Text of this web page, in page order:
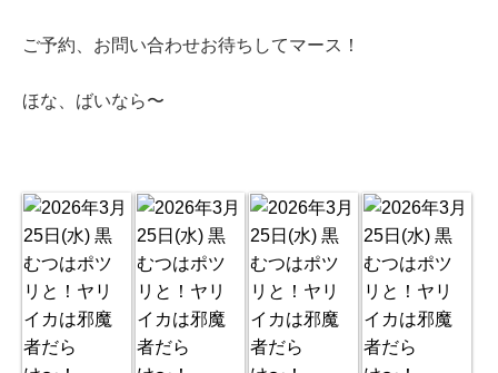
ご予約、お問い合わせお待ちしてマース！
ほな、ばいなら〜